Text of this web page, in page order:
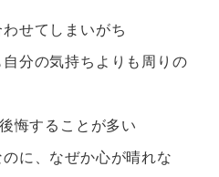
せてしまいがち
分の気持ちよりも周りの
悔することが多い
のに、なぜか心が晴れな